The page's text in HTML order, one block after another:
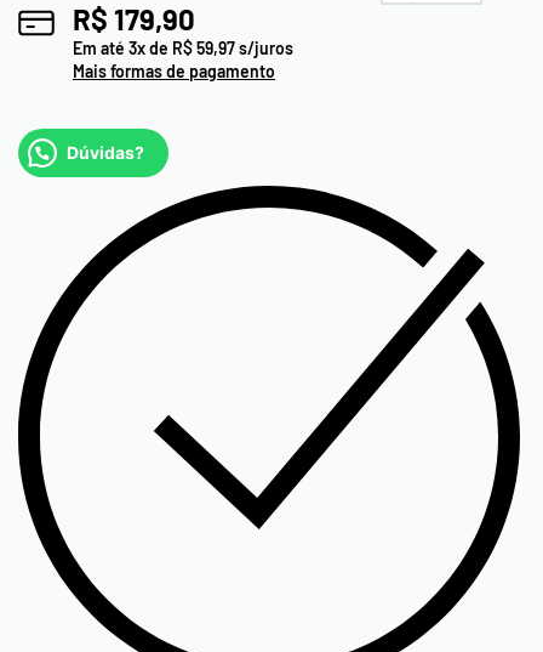
R$ 179,90
Em até 3x de R$59,97s/juros
Mais formas de pagamento
Dúvidas?